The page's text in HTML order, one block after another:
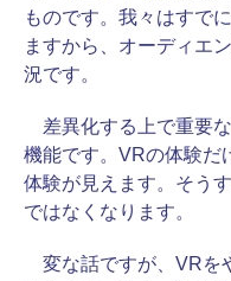
ものです。我々はすで
ますから、オーディエ
況です。
差異化する上で重要な
機能です。VRの体験だ
体験が見えます。そう
ではなくなります。
変な話ですが、VRを